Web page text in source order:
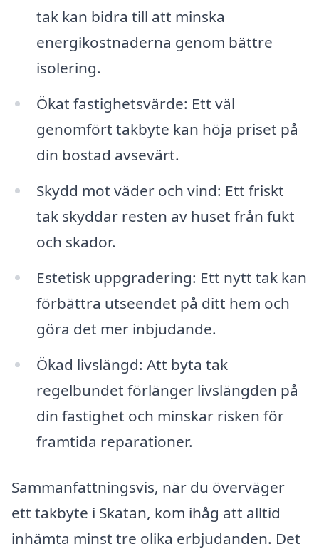
tak kan bidra till att minska
energikostnaderna genom bättre
isolering.
Ökat fastighetsvärde: Ett väl
genomfört takbyte kan höja priset på
din bostad avsevärt.
Skydd mot väder och vind: Ett friskt
tak skyddar resten av huset från fukt
och skador.
Estetisk uppgradering: Ett nytt tak kan
förbättra utseendet på ditt hem och
göra det mer inbjudande.
Ökad livslängd: Att byta tak
regelbundet förlänger livslängden på
din fastighet och minskar risken för
framtida reparationer.
Sammanfattningsvis, när du överväger
ett takbyte i Skatan, kom ihåg att alltid
inhämta minst tre olika erbjudanden. Det